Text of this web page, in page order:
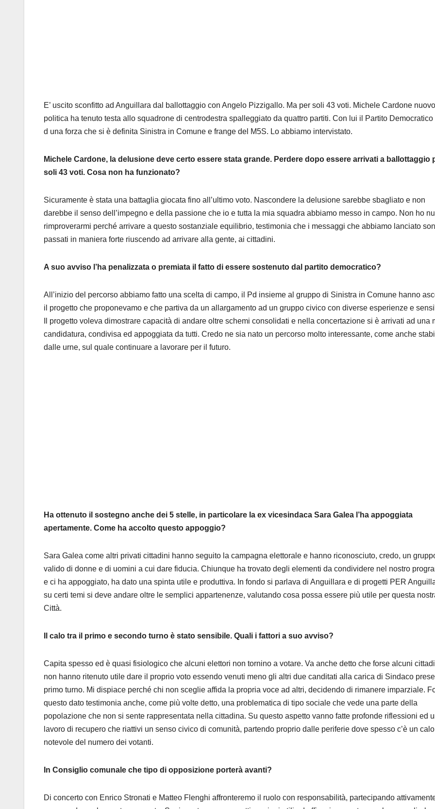
E’ uscito sconfitto ad Anguillara dal ballottaggio con Angelo Pizzigallo. Ma per soli 43 voti. Michele Cardone
politica ha tenuto testa allo squadrone di centrodestra spalleggiato da quattro partiti. Con lui il Partito Democratico
d una forza che si è definita Sinistra in Comune e frange del M5S. Lo abbiamo intervistato.
Michele Cardone, la delusione deve certo essere stata grande. Perdere dopo essere arrivati a ballottaggio
soli 43 voti. Cosa non ha funzionato?
Sicuramente è stata una battaglia giocata fino all’ultimo voto. Nascondere la delusione sarebbe sbagliato e non
darebbe il senso dell’impegno e della passione che io e tutta la mia squadra abbiamo messo in campo. Non ho
rimproverarmi perché arrivare a questo sostanziale equilibrio, testimonia che i messaggi che abbiamo lanciato
passati in maniera forte riuscendo ad arrivare alla gente, ai cittadini.
A suo avviso l’ha penalizzata o premiata il fatto di essere sostenuto dal partito democratico?
All’inizio del percorso abbiamo fatto una scelta di campo, il Pd insieme al gruppo di Sinistra in Comune hanno
il progetto che proponevamo e che partiva da un allargamento ad un gruppo civico con diverse esperienze e
Il progetto voleva dimostrare capacità di andare oltre schemi consolidati e nella concertazione si è arrivati ad una
candidatura, condivisa ed appoggiata da tutti. Credo ne sia nato un percorso molto interessante, come anche
dalle urne, sul quale continuare a lavorare per il futuro.
Ha ottenuto il sostegno anche dei 5 stelle, in particolare la ex vicesindaca Sara Galea l’ha appoggiata
apertamente. Come ha accolto questo appoggio?
Sara Galea come altri privati cittadini hanno seguito la campagna elettorale e hanno riconosciuto, credo, un
valido di donne e di uomini a cui dare fiducia. Chiunque ha trovato degli elementi da condividere nel nostro
e ci ha appoggiato, ha dato una spinta utile e produttiva. In fondo si parlava di Anguillara e di progetti PER
su certi temi si deve andare oltre le semplici appartenenze, valutando cosa possa essere più utile per questa
Città.
Il calo tra il primo e secondo turno è stato sensibile. Quali i fattori a suo avviso?
Capita spesso ed è quasi fisiologico che alcuni elettori non tornino a votare. Va anche detto che forse alcuni
non hanno ritenuto utile dare il proprio voto essendo venuti meno gli altri due canditati alla carica di Sindaco
primo turno. Mi dispiace perché chi non sceglie affida la propria voce ad altri, decidendo di rimanere imparziale.
questo dato testimonia anche, come più volte detto, una problematica di tipo sociale che vede una parte della
popolazione che non si sente rappresentata nella cittadina. Su questo aspetto vanno fatte profonde riflessioni ed
lavoro di recupero che riattivi un senso civico di comunità, partendo proprio dalle periferie dove spesso c’è un calo
notevole del numero dei votanti.
In Consiglio comunale che tipo di opposizione porterà avanti?
Di concerto con Enrico Stronati e Matteo Flenghi affronteremo il ruolo con responsabilità, partecipando